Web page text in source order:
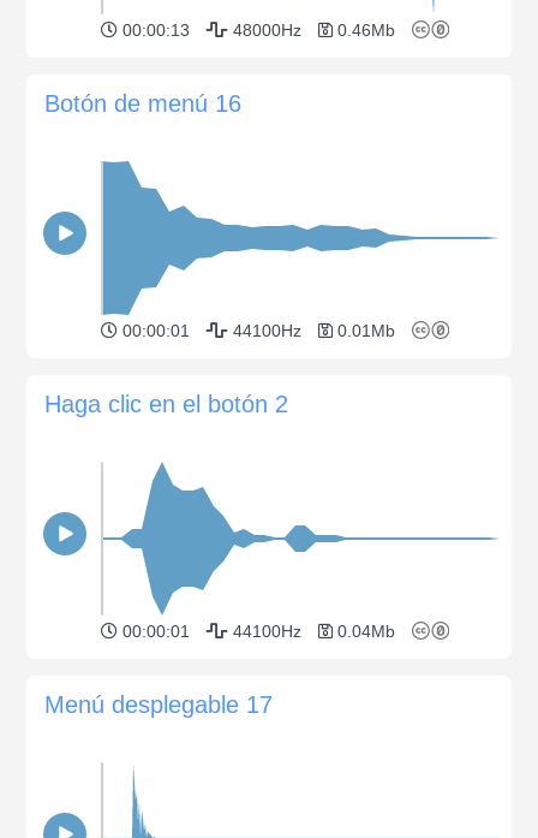
00:00:13 48000Hz 0.46Mb
Botón de menú 16
00:00:01 44100Hz 0.01Mb
Haga clic en el botón 2
00:00:01 44100Hz 0.04Mb
Menú desplegable 17